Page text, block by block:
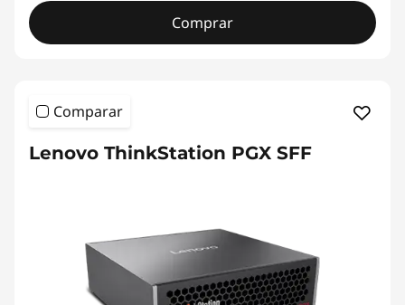
Comprar
Comparar
Lenovo ThinkStation PGX SFF